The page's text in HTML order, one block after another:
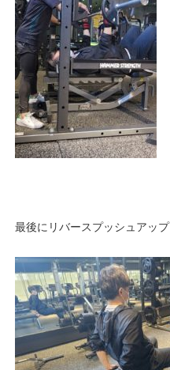
最後にリバースプッシュアップ